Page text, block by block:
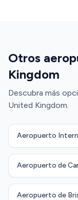
Otros
Kingdom
Descubra más
United Kingdom.
Aeropuerto
Aeropuerto de
Aeropuerto de